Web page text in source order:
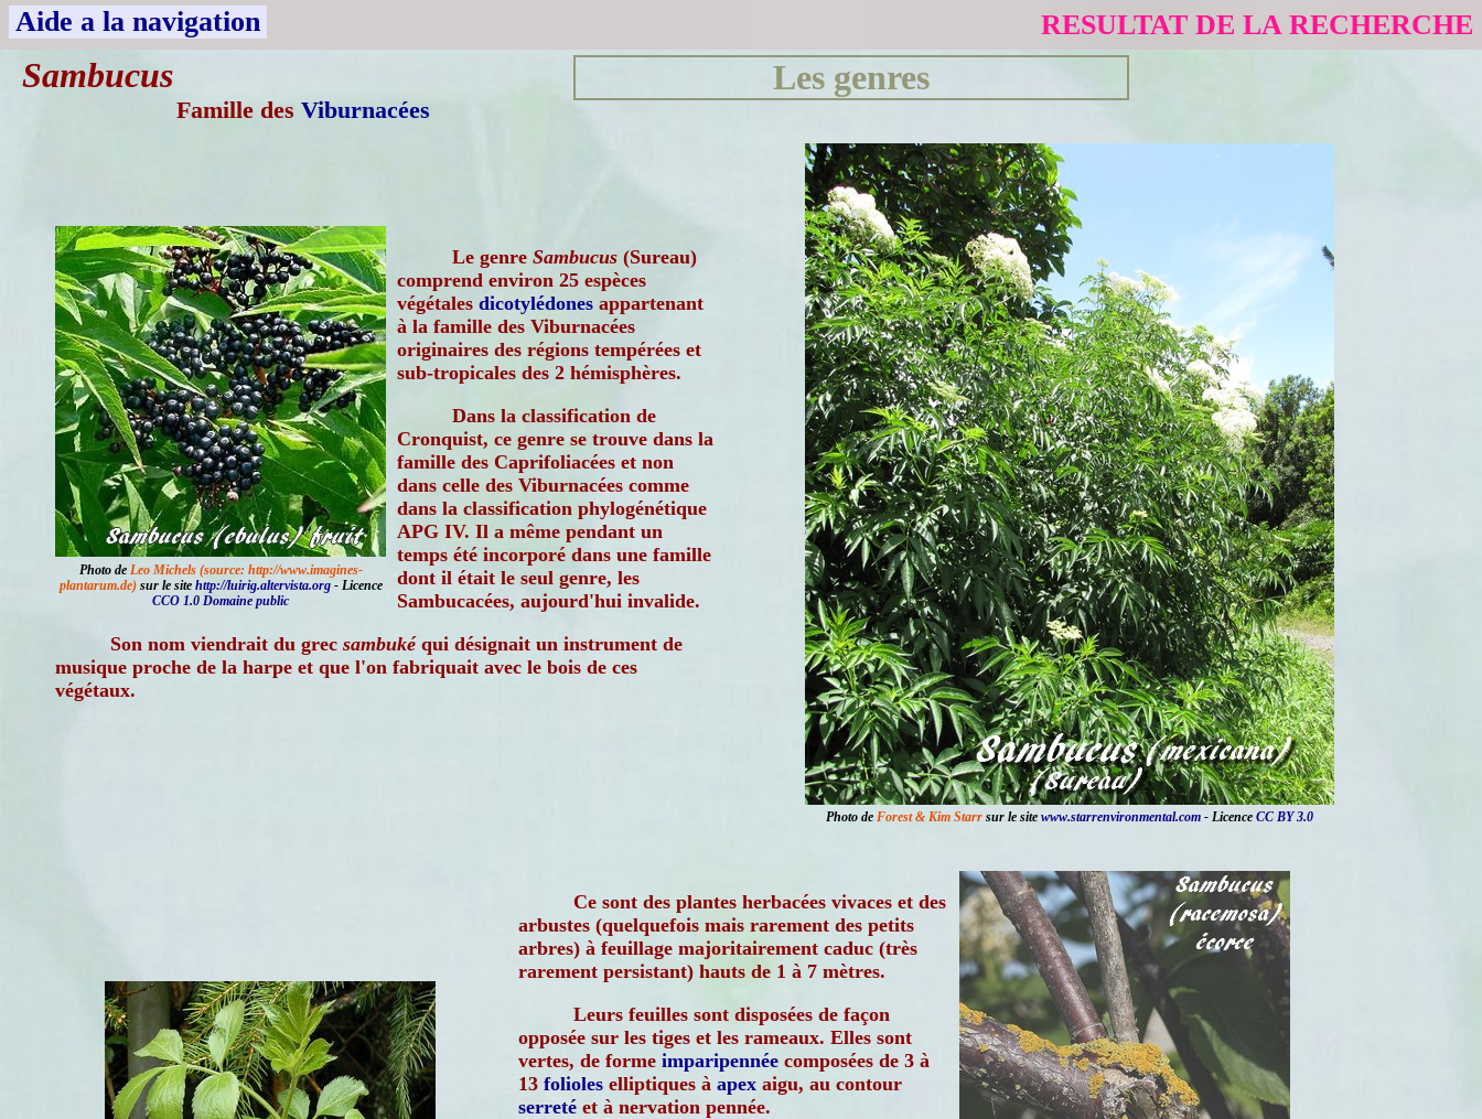
Aide a la navigation RESULTAT DE LA RECHERCHE
Sambucus
Famille des Viburnacées
Les genres
Photo de Forest & Kim Starr sur le site www.starrenvironmental.com - Licence CC BY 3.0
Photo de Leo Michels (source: http://www.imagines-
plantarum.de)sur le site http://luirig.altervista.org- Licence
CCO 1.0 Domaine public
Le genre Sambucus (Sureau)
comprend environ 25 espèces
végétales dicotylédones appartenant
à la famille des Viburnacées
originaires des régions tempérées et
sub-tropicales des 2 hémisphères.
Dans la classification de
Cronquist, ce genre se trouve dans la
famille des Caprifoliacées et non
dans celle des Viburnacées comme
dans la classification phylogénétique
APG IV. Il a même pendant un
temps été incorporé dans une famille
dont il était le seul genre, les
Sambucacées, aujourd'hui invalide.
Son nom viendrait du grec sambukéqui désignait un instrument de
musique proche de la harpe et que l'on fabriquait avec le bois de ces
végétaux.
Ce sont des plantes herbacées vivaces et des
arbustes (quelquefois mais rarement des petits
arbres) à feuillage majoritairement caduc (très
rarement persistant) hauts de 1 à 7 mètres.
Leurs feuilles sont disposées de façon
opposée sur les tiges et les rameaux. Elles sont
vertes, de forme imparipennée composées de 3 à
13 folioles elliptiques à apex aigu, au contour
serreté et à nervation pennée.